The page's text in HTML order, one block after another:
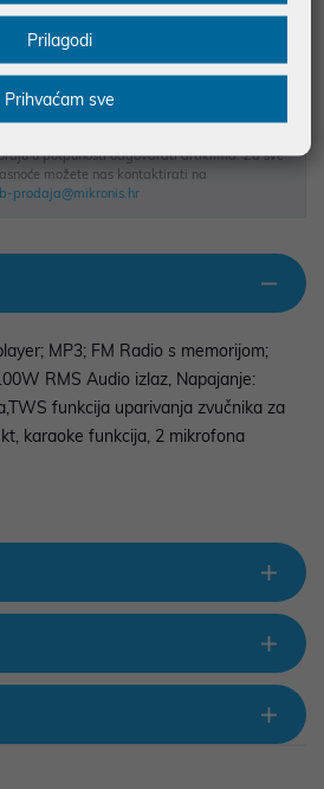
u dobroj namjeri. Mikronis d.o.o. ne
u potpunosti odgovarati artiklima. Za sve
možete nas kontaktirati na
prodaja@mikronis.hr
MP3; FM Radio s memorijom;
RMS Audio izlaz, Napajanje:
funkcija uparivanja zvučnika za
karaoke funkcija, 2 mikrofona
Prilagodi
Prihvaćam sve